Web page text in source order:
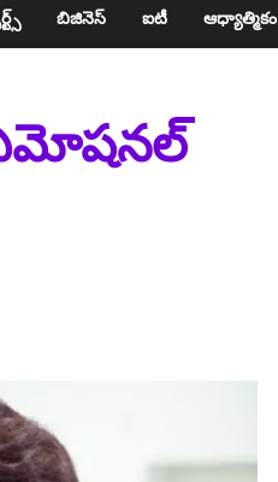
బిజినెస్​ ఐటీ ఆధ్యాత్మికం
ఎమోషనల్